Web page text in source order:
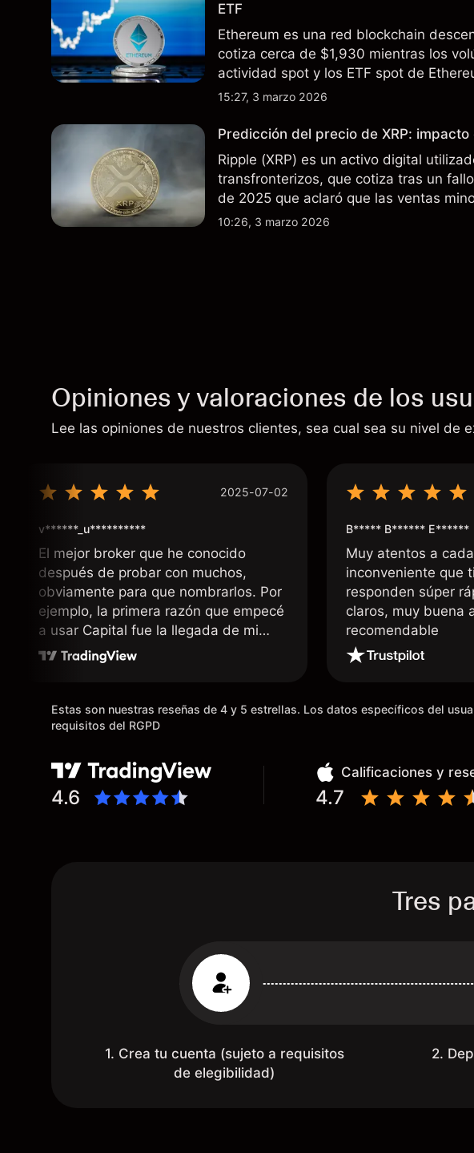
ETF
Ethereum es una red blockchain
cotiza cerca de $1,930 mientras los
actividad spot y los ETF spot de
últimos meses. El rendimiento pasado
15:27, 3 marzo 2026
Predicción del precio de XRP:
Ripple (XRP) es un activo digital
transfronterizos, que cotiza tras un
de 2025 que aclaró que las ventas
públicos no son valores. Explore
10:26, 3 marzo 2026
Opiniones y valoraciones de los
Lee las opiniones de nuestros clientes, sea cual sea su nivel de
2025-07-02
v******_u**********
El mejor broker que he conocido
después de probar con muchos,
obviamente para que nombrarlos. Por
ejemplo, la primera razón que empecé
a usar Capital fue la llegada de mi
dinero de inmediato a mi cuenta
días o tienen mucha burocracia; y la
segunda razón, que te devuelve
mercado determinado, debido a los
spread y al volumen existente.
Mientras más activo seas, más dinero
B***** B****** E******
Muy atentos a
inconveniente que
responden súper
claros, muy buena
recomendable
Estas son nuestras reseñas de 4 y 5 estrellas. Los datos específicos del
requisitos del RGPD
4.6
Calificaciones y
4.7
Tres
1. Crea tu cuenta (sujeto a requisitos
de elegibilidad)
2.